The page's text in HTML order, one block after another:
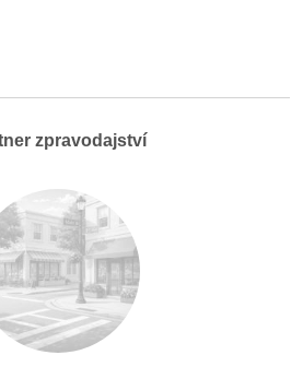
zpravodajství